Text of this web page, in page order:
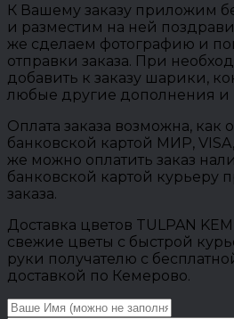
К Вашему заказу приложим
и разместим на ней
же сделаем фотографию и
отправки заказа. При
добавить к заказу шарики,
любые другие дополнения и
Оплата заказа возможна, как
банковской картой МИР,
же можно оплатить заказ
банковской картой курьеру
заказа.
Доставка цветов TULPAN
свежие цветы с быстрой
руки получателю с
доставкой по Кемерово.